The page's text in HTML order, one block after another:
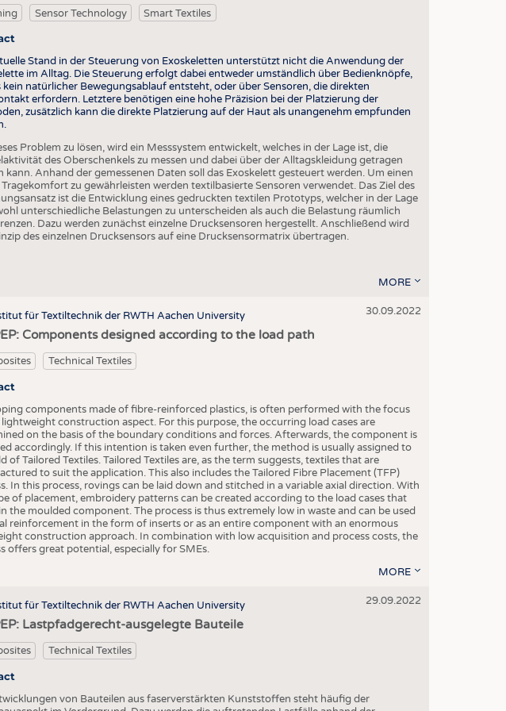
COMPOSITES
TEXTILE MACHINERY
SENSOR TECHNOLOGY
RECYCLING
CIRCULAR ECONOMY
TECHNICAL TEXTILES
SMART TEXTILES
MEDICINE
TESTS
FACTS
STATISTICS
Sensor Technology
Smart Textiles
Stand in der Steuerung von Exoskeletten unterstützt nicht die Anwendung der
im Alltag. Die Steuerung erfolgt dabei entweder umständlich über Bedienknöpfe,
kein natürlicher Bewegungsablauf entsteht, oder über Sensoren, die direkten
erfordern. Letztere benötigen eine hohe Präzision bei der Platzierung der
zusätzlich kann die direkte Platzierung auf der Haut als unangenehm empfunden
Problem zu lösen, wird ein Messsystem entwickelt, welches in der Lage ist, die
des Oberschenkels zu messen und dabei über der Alltagskleidung getragen
kann. Anhand der gemessenen Daten soll das Exoskelett gesteuert werden. Um einen
zu gewährleisten werden textilbasierte Sensoren verwendet. Das Ziel des
ist die Entwicklung eines gedruckten textilen Prototyps, welcher in der Lage
unterschiedliche Belastungen zu unterscheiden als auch die Belastung räumlich
Dazu werden zunächst einzelne Drucksensoren hergestellt. Anschließend wird
des einzelnen Drucksensors auf eine Drucksensormatrix übertragen.
MORE
30.09.2022
für Textiltechnik der RWTH Aachen University
Components designed according to the load path
Technical Textiles
components made of fibre-reinforced plastics, is often performed with the focus
construction aspect. For this purpose, the occurring load cases are
on the basis of the boundary conditions and forces. Afterwards, the component is
accordingly. If this intention is taken even further, the method is usually assigned to
of Tailored Textiles. Tailored Textiles are, as the term suggests, textiles that are
to suit the application. This also includes the Tailored Fibre Placement (TFP)
In this process, rovings can be laid down and stitched in a variable axial direction. With
of placement, embroidery patterns can be created according to the load cases that
the moulded component. The process is thus extremely low in waste and can be used
reinforcement in the form of inserts or as an entire component with an enormous
construction approach. In combination with low acquisition and process costs, the
offers great potential, especially for SMEs.
MORE
29.09.2022
für Textiltechnik der RWTH Aachen University
Lastpfadgerecht-ausgelegte Bauteile
Technical Textiles
von Bauteilen aus faserverstärkten Kunststoffen steht häufig der